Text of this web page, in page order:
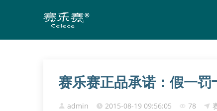
赛乐赛正品承诺：假一罚
admin 2015-08-19 09:56:05 78